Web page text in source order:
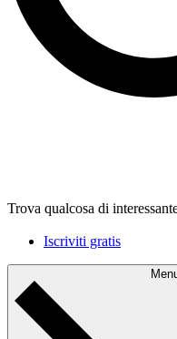
Trova qualcosa di
Iscriviti gratis